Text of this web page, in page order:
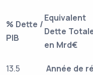
% Dette /
PIB
Equivalent
Dette
en Mrd€
13.5 Année de